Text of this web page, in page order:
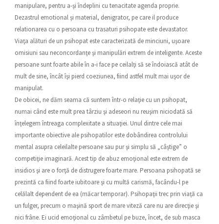
manipulare, pentru a-şi îndeplini cu tenacitate agenda proprie.
Dezastrul emotional și material, denigrator, pe care il produce
relationarea cu o persoana cu trasaturi psihopate este devastator.
Viaţa alături de un psihopat este caracterizată de minciuni, uşoare
omisiuni sau neconcordanţe şi manipulări extrem de inteligente. Aceste
persoane sunt foarte abile în a-i face pe ceilalţi să se îndoiască atât de
mult de sine, încât îşi pierd coeziunea, fiind astfel mult mai uşor de
manipulat.
De obicei, ne dăm seama că suntem într-o relaţie cu un psihopat,
numai când este mult prea târziu şi adeseori nu reuşim niciodată să
înţelegem întreaga complexitate a situaţiei. Unul dintre cele mai
importante obiective ale psihopatilor este dobândirea controlului
mental asupra celeilalte persoane sau pur şi simplu să „câştige” o
competiţie imaginară. Acest tip de abuz emoţional este extrem de
insidios şi are o forţă de distrugere foarte mare. Persoana psihopată se
prezintă ca fiind foarte iubitoare şi cu multă carismă, facându-l pe
celălalt dependent de ea (măcar temporar). Psihopaţii trec prin viaţă ca
un fulger, precum o maşină sport de mare viteză care nu are direcţie şi
nici frâne. Ei ucid emoţional cu zâmbetul pe buze, încet, de sub masca